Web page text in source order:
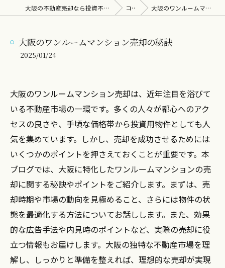
大阪の不動産売却なら投資不動産・売却相談センター コラム 大阪のワンルームマンション売却の秘訣
大阪のワンルームマンション売却の秘訣
2025/01/24
大阪のワンルームマンション売却は、近年注目を浴びて
いる不動産市場の一環です。多くの人々が都心へのアク
セスの良さや、手頃な価格帯から投資用物件としても人
気を集めています。しかし、売却を成功させるためには
いくつかのポイントを押さえておくことが重要です。本
ブログでは、大阪に特化したワンルームマンションの売
却に関する秘訣やポイントをご紹介します。まずは、売
却時期や市場の動向を見極めること、さらには物件の状
態を最適化する方法についてお話しします。また、効果
的な広告手法や内見時のポイントなど、実際の売却に役
立つ情報もお届けします。大阪の独特な不動産市場を理
解し、しっかりと準備を整えれば、理想的な売却が実現